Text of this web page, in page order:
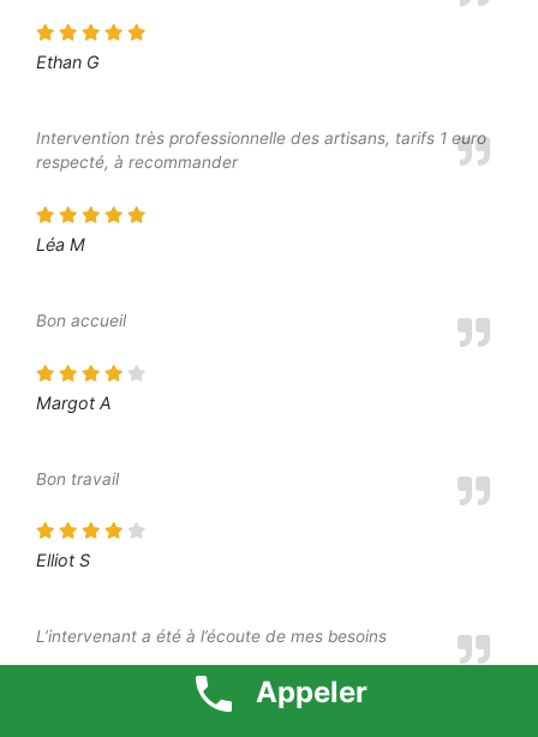
Ethan G
Intervention très professionnelle des artisans, tarifs 1 euro
respecté, à recommander
Léa M
Bon accueil
Margot A
Bon travail
Elliot S
L’intervenant a été à l’écoute de mes besoins
Appeler